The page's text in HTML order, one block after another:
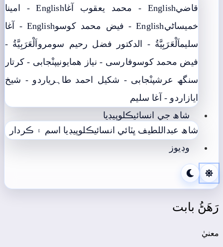
قاضيEnglish - محمد يعقوب آغا
English - امينا
خميساڻيEnglish - فيض محمد کوسو
English - آغا
سليماَلْعَرَبِيَّةُ - الدکتور فضل رحیم سومرو اَلْعَرَبِيَّةُ -
فيض محمد کوسوفارسی - نياز ھمايونيپنْجابی - کرتار
سنگھ عرشپنْجابی - شکیل احمد طاہریاردو - شيخ
اياز اردو - آغا سليم
شاھ جي انسائيڪلوپيڊيا
شاھ عبداللطيف ڀٽائي انسائيڪلوپيڊيا اسم ۽ ڪردار
وڊيوز
رَھَڻُ بابت
معنيٰ